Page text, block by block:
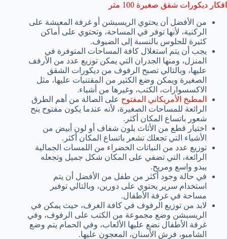
افكار ديكورات شقق صغيرة 100 متر
من الأفضل أن يحتوي الريسبشن أو غرفة المعيشة على
الركنية، لأنها توفر في المساحة، وتحتوي على أماكن
كثيرة للجلوس بالنسبة إلى الضيوف.
يجب أن يتم استغلال كافة المساحات المتوفرة في
المنزل، ومنها الجدران التي يمكن توزيع عدد من الأرفف
عليها، وبالتالي تصبح الرفوف من ديكورات الشقق
الصغيرة ويمكن وضع الكثير من المقتنيات عليها، مثل
الاكسسوارات، الكتب، وغيرها من أشياء.
المطبخ الأمريكاني المفتوح على الصالة من أهم الطرق
الرائعة للمساحات الصغيرة، لأنه عندما يكون مفتوح ينح
شعور باتساع المكان أكثر.
اختيار قطع من الأثاث بلون شفاف أو لون أبيض من
الأشياء التي تجعلك تشعر باتساع المكان أكثر.
توزيع عدد من النباتات الخضراء من اللمسات الجمالية
الرائعة، التي تضفي على المكان شكل جميل وتجعله
يبدو واسع ومريح.
في حالة وجود أكثر من طفل من الأفضل أن يتم
استخدام سرير يحتوي على دورين، وبالتالي توفير
مساحة في غرفة الأطفال.
لابد من توزيع الرفوف في كافة الغرف، حيث يمكن في
الريسبشن وضع مجموعة من الكتب على الرفوف، وفي
غرفة الأطفال نضع عليها الألعاب، وفي الحمام يتم وضع
الشامبو، فرش الأسنان، المعجون عليها.